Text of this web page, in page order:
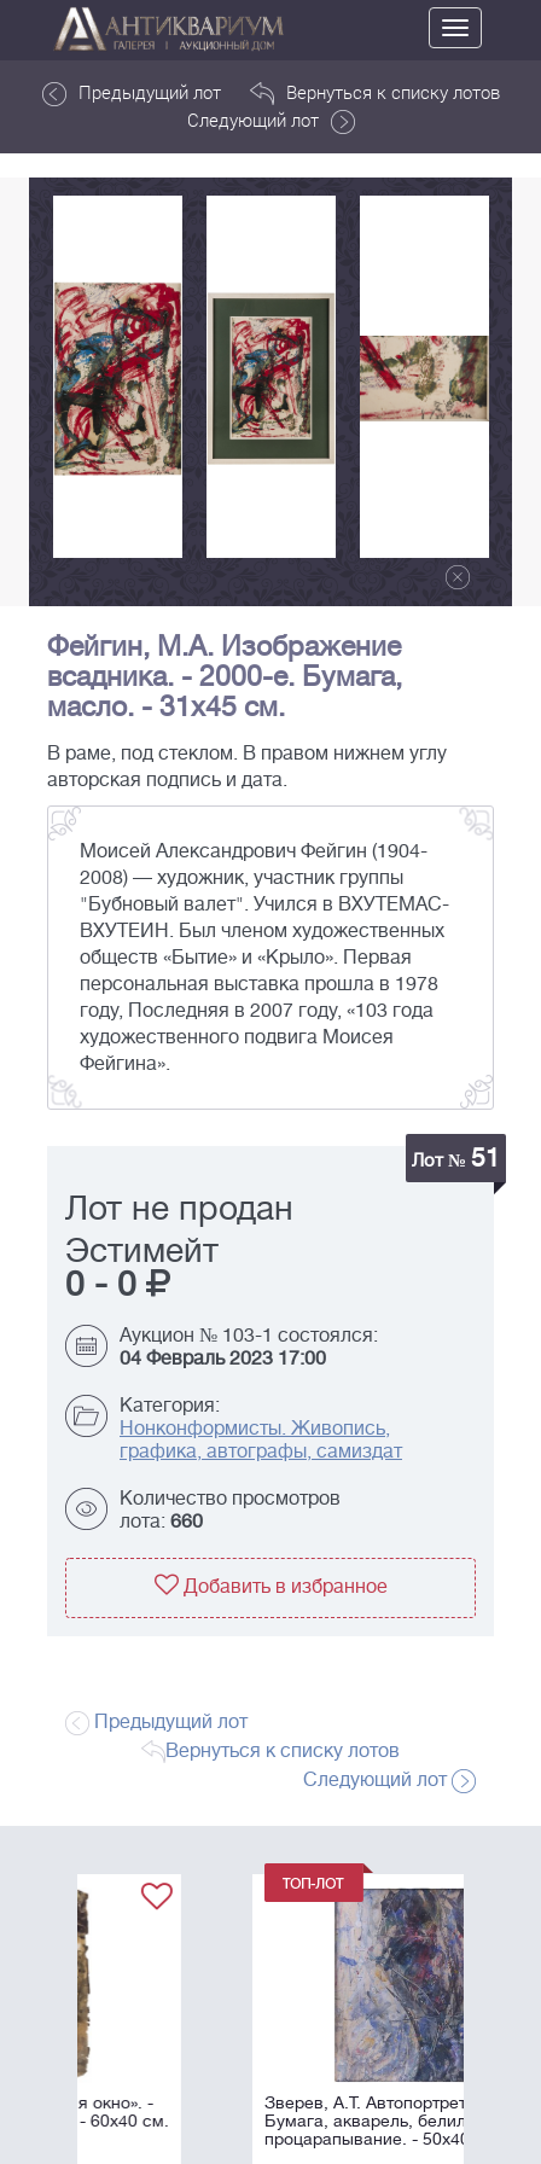
Toggle
navigation
Предыдущий лот
Вернуться к списку лотов
Следующий лот
Фейгин, М.А. Изображение
всадника. - 2000-е. Бумага,
масло. - 31х45 см.
В раме, под стеклом. В правом нижнем углу
авторская подпись и дата.
Моисей Александрович Фейгин (1904-
2008) — художник, участник группы
"Бубновый валет". Учился в ВХУТЕМАС-
ВХУТЕИН. Был членом художественных
обществ «Бытие» и «Крыло». Первая
персональная выставка прошла в 1978
году, Последняя в 2007 году, «103 года
художественного подвига Моисея
Фейгина».
Лот № 51
Лот не продан
Эстимейт
0 - 0
Аукцион № 103-1 состоялся:
04 Февраль 2023 17:00
Категория:
Нонконформисты. Живопись,
графика, автографы, самиздат
Количество просмотров
лота: 660
Добавить в избранное
Предыдущий лот
Вернуться к списку лотов
Следующий лот
Зверев, А.Т. Автопортрет. 1958.
Бумага, акварель, белила,
процарапывание. - 50х40 см.